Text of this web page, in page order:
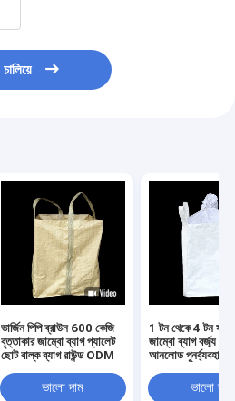
চালিয়ে
ভার্জিন পিপি ব্রাউন 600 কেজি
বৃত্তাকার জাম্বো ব্যাগ প্যালেট
ছোট বাল্ক ব্যাগ রাউন্ড ODM
ভালো দাম
1 টন থেকে 4 টন
জাম্বো ব্যাগ বর্জ্য
আনলোড
ভালো দাম